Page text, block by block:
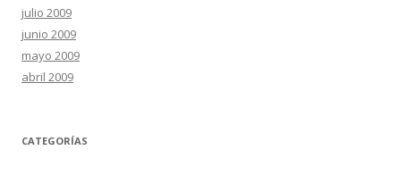
julio 2009
junio 2009
mayo 2009
abril 2009
CATEGORÍAS